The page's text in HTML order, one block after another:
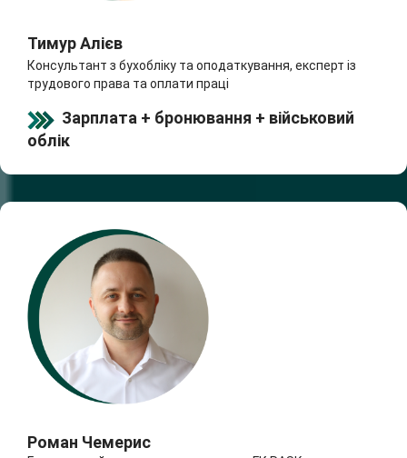
Тимур Алієв
Консультант з бухобліку та оподаткування, експерт із
трудового права та оплати праці
Зарплата + бронювання + військовий
облік
Роман Чемерис